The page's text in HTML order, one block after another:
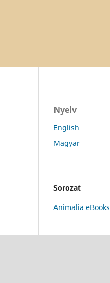
Nyelv
English
Magyar
Sorozat
Animalia eBooks